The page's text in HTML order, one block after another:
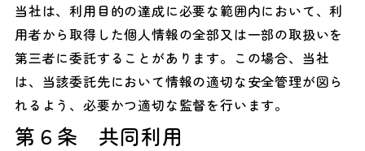
当社は、利用目的の達成に必要な範囲内において、利
用者から取得した個人情報の全部又は一部の取扱いを
第三者に委託することがあります。この場合、当社
は、当該委託先において情報の適切な安全管理が図ら
れるよう、必要かつ適切な監督を行います。
第６条 共同利用